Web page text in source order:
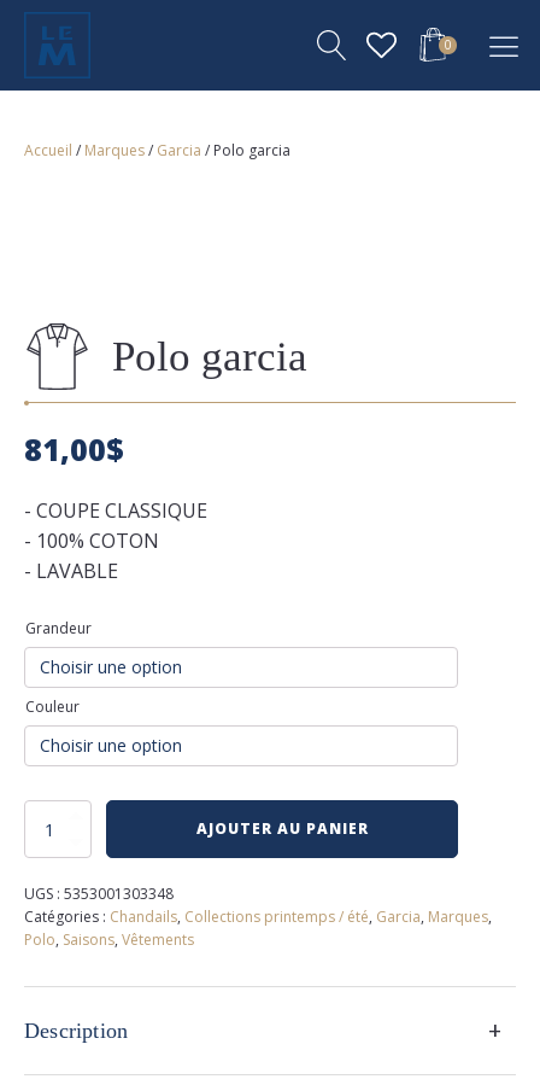
0
Accueil / Marques/ Garcia / Polo garcia
Polo garcia
81,00$
- COUPE CLASSIQUE
- 100% COTON
- LAVABLE
Grandeur
Couleur
quantité
garcia
AJOUTER AU PANIER
UGS : 5353001303348
Catégories : Chandails, Collections printemps / été, Garcia, Marques,
Polo, Saisons, Vêtements
Description +